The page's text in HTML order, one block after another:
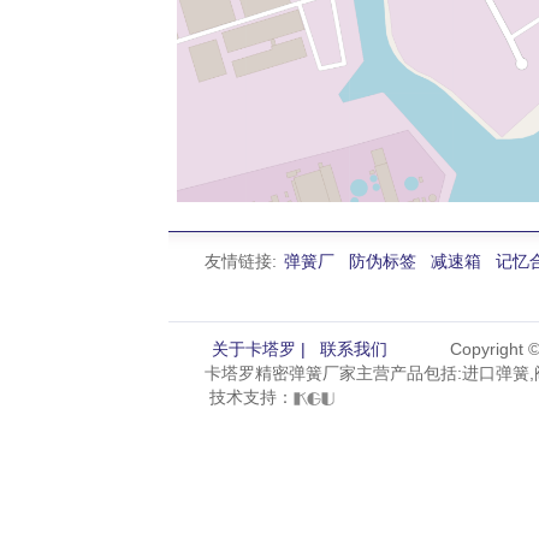
友情链接: 弹簧厂 防伪标签 减速箱 记忆
关于卡塔罗 | 联系我们
Copyright
卡塔罗精密弹簧厂家主营产品包括:进口弹
技术支持：